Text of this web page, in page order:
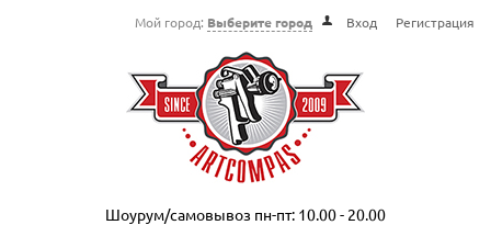
Мой город: Выберите город Вход Регистрация
Шоурум/самовывоз пн-пт: 10.00 - 20.00